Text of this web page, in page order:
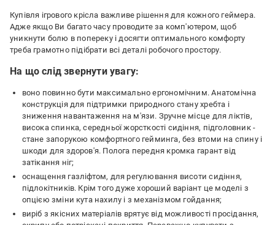
Купівля ігрового крісла важливе рішення для кожного геймера.
Адже якщо Ви багато часу проводите за комп'ютером, щоб
уникнути болю в попереку і досягти оптимального комфорту
треба грамотно підібрати всі деталі робочого простору.
На що слід звернути увагу:
воно повинно бути максимально ергономічним. Анатомічна
конструкція для підтримки природного стану хребта і
зниження навантаження на м'язи. Зручне місце для ліктів,
висока спинка, середньої жорсткості сидіння, підголовник -
стане запорукою комфортного гейминга, без втоми на спину і
шкоди для здоров'я. Полога передня кромка гарант від
затікання ніг;
оснащення газліфтом, для регулювання висоти сидіння,
підлокітників. Крім того дуже хороший варіант це моделі з
опцією зміни кута нахилу і з механізмом гойдання;
виріб з якісних матеріалів врятує від можливості просідання,